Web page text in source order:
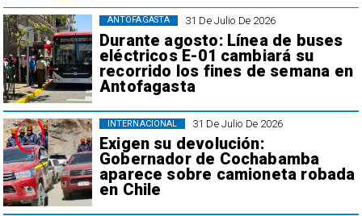
31 De Julio De 2026
Durante agosto: Línea de buses
eléctricos E-01 cambiará su
recorrido los fines de semana en
Antofagasta
ANTOFAGASTA
31 De Julio De 2026
Exigen su devolución:
Gobernador de Cochabamba
aparece sobre camioneta robada
en Chile
INTERNACIONAL